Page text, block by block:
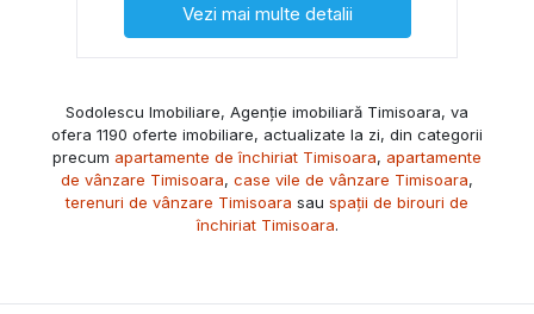
Vezi mai multe detalii
Sodolescu Imobiliare, Agenție imobiliară Timisoara, va
ofera 1190 oferte imobiliare, actualizate la zi, din categorii
precum apartamente de închiriat Timisoara, apartamente
de vânzare Timisoara, case vile de vânzare Timisoara,
terenuri de vânzare Timisoara sau spații de birouri de
închiriat Timisoara.